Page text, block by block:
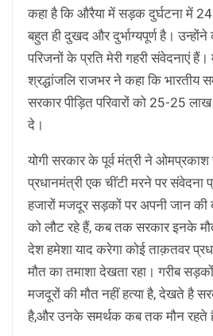
कहा है कि औरैया में सड़क दुर्घटना में 24
बहुत ही दुखद और दुर्भाग्यपूर्ण है।
परिजनों के प्रति मेरी गहरी संवेदनाएं
श्रद्धांजलि राजभर ने कहा कि भारतीय
सरकार पीड़ित परिवारों को 25-25
दे।
योगी सरकार के पूर्व मंत्री ने
प्रधानमंत्री एक चींटी मरने पर संवेदना
हजारों मजदूर सड़कों पर अपनी जान
को लौट रहे हैं, कब तक सरकार इनके
देश हमेशा याद करेगा कोई ताक़तवर
मौत का तमाशा देखता रहा। गरीब
मजदूरों की मौत नहीं हत्या है, देखते है
है,और उनके समर्थक कब तक मौन रहते